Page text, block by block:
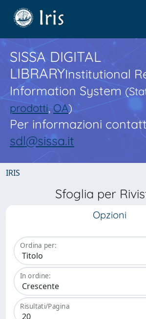
SISSA DIGITAL
LIBRARYInstitutional
Information System
prodotti,OA)
Per informazioni
sdl@sissa.it
IRIS
Sfoglia per
Opzioni
Ordina per:
In ordine:
Risultati/Pagina